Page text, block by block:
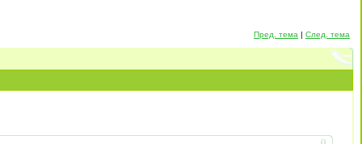
Пред. тема | След. тема